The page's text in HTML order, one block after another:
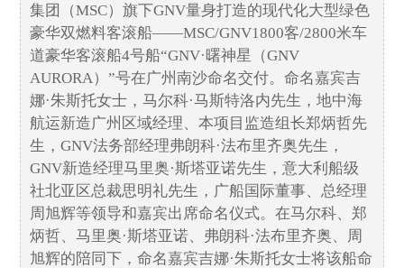
集团（MSC）旗下GNV量身打造的现代化大型绿色
豪华双燃料客滚船——MSC/GNV1800客/2800米车
道豪华客滚船4号船“GNV·曙神星（GNV
AURORA）”号在广州南沙命名交付。命名嘉宾吉
娜·朱斯托女士，马尔科·马斯特洛内先生，地中海
航运新造广州区域经理、本项目监造组长郑炳哲先
生，GNV法务部经理弗朗科·法布里齐奥先生，
GNV新造经理马里奥·斯塔亚诺先生，意大利船级
社北亚区总裁思明礼先生，广船国际董事、总经理
周旭辉等领导和嘉宾出席命名仪式。在马尔科、郑
炳哲、马里奥·斯塔亚诺、弗朗科·法布里齐奥、周
旭辉的陪同下，命名嘉宾吉娜·朱斯托女士将该船命